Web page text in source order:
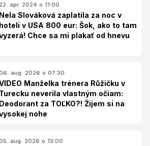
22. apr. 2024 o 11:00
Nela Slováková zaplatila za noc v
hoteli v USA 800 eur: Šok, ako to tam
Chce sa mi plakať od hnevu
aug. 2026 o 07:30
Manželka trénera Růžičku v
Turecku neverila vlastným očiam:
Deodorant za TOĽKO?! Žijem si na
nohe
aug. 2026 o 13:00